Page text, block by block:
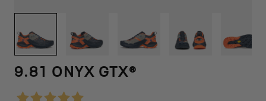
9.81 ONYX GTX®